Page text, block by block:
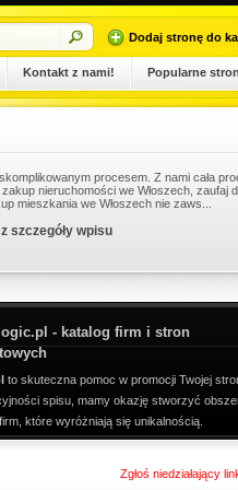
Dodaj stronę do
Kontakt z nami! Popularne
procesem. Z nami cała
nieruchomości we Włoszech, zaufaj
mieszkania we Włoszech nie zaws...
szczegóły wpisu
- katalog firm i stron
to skuteczna pomoc w promocji Twojej
spisu, mamy okazję stworzyć
które wyróżniają się unikalnością.
Zgłoś niedziałający